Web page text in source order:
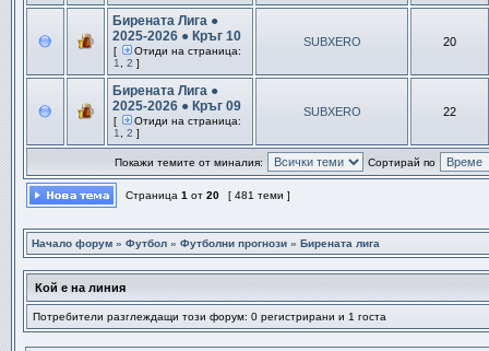
Бирената Лига ●
2025-2026 ● Кръг 10
[
Отиди на страница:
1
2 ]
SUBXERO 20
Бирената Лига ●
2025-2026 ● Кръг 09
[
Отиди на страница:
1
2 ]
SUBXERO 22
Покажи темите от миналия: Сортирай по
Страница 1 от 20 [ 481 теми ]
Начало форум » Футбол » Футболни прогнози » Бирената лига
Кой е на линия
Потребители разглеждащи този форум: 0 регистрирани и 1 госта